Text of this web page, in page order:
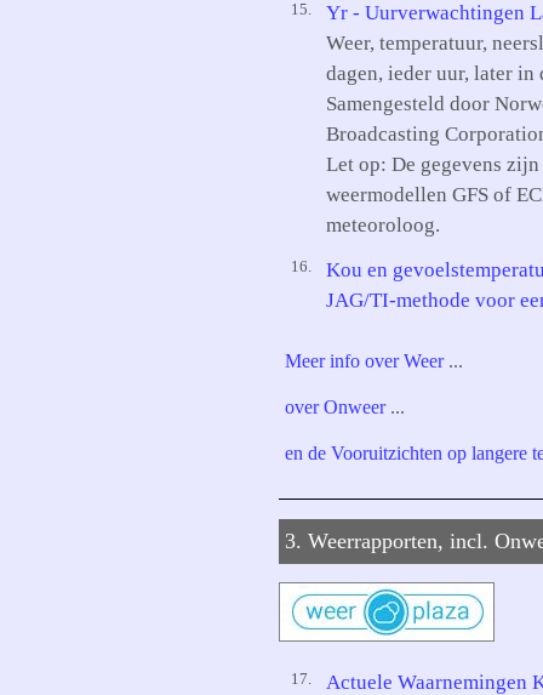
15.
Yr - Uurverwachtingen
Weer, temperatuur,
dagen, ieder uur, later in
Samengesteld door
Broadcasting
Let op: De gegevens
weermodellen GFS of
meteoroloog.
16.
Kou en
JAG/TI-methode voor
Meer info over Weer...
over Onweer...
en de Vooruitzichten op langere
3. Weerrapporten, incl.
17.
Actuele Waarnemingen